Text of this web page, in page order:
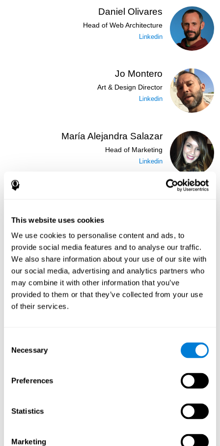
This website uses cookies
We use cookies to personalise content and ads, to
provide social media features and to analyse our traffic.
We also share information about your use of our site with
our social media, advertising and analytics partners who
may combine it with other information that you’ve
provided to them or that they’ve collected from your use
of their services.
Selection
Necessary
Preferences
Statistics
Marketing
Daniel Olivares
Head of Web Architecture
Linkedin
Jo Montero
Art & Design Director
Linkedin
María Alejandra Salazar
Head of Marketing
Linkedin
Javier Díaz
Quality Assurance Manager
Linkedin